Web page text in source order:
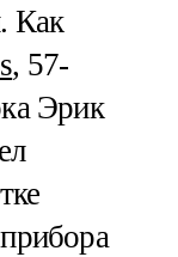
Как
, 57-
Эрик